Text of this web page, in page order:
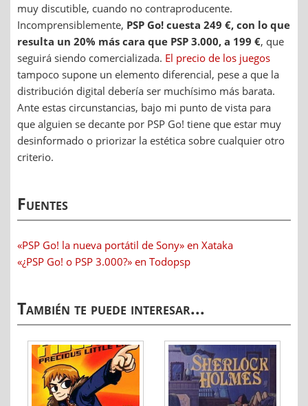
muy discutible, cuando no contraproducente.
Incomprensiblemente, PSP Go! cuesta 249 €, con lo que
resulta un 20% más cara que PSP 3.000, a 199 €, que
seguirá siendo comercializada. El precio de los juegos
tampoco supone un elemento diferencial, pese a que la
distribución digital debería ser muchísimo más barata.
Ante estas circunstancias, bajo mi punto de vista para
que alguien se decante por PSP Go! tiene que estar muy
desinformado o priorizar la estética sobre cualquier otro
criterio.
Fuentes
«PSP Go! la nueva portátil de Sony» en Xataka
«¿PSP Go! o PSP 3.000?» en Todopsp
También te puede interesar...